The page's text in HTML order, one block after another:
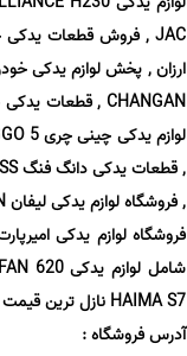
, فروشگاه لوازم یدکی لیفان LIFAN , قیمت قطعات یدکی چینی لیفان 520.
فروشگاه لوازم یدکی
HAIMA S7 نازل ترین قیمت می باشد.
آدرس فروشگاه :